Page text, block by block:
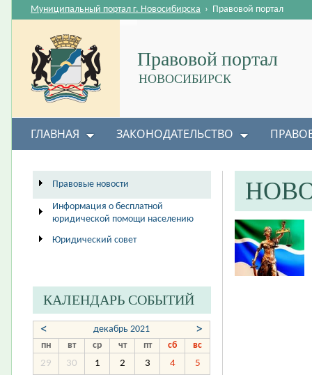
Правовой портал
НОВОСИБИРСК
Муниципальный портал г. Новосибирска › Правовой портал
ГЛАВНАЯ ЗАКОНОДАТЕЛЬСТВО
Правовые новости
Информация о бесплатной
юридической помощи населению
Юридический совет
КАЛЕНДАРЬ СОБЫТИЙ
< декабрь 2021 >
пн вт ср чт пт сб
вс
29
30 1 2 3 4 5